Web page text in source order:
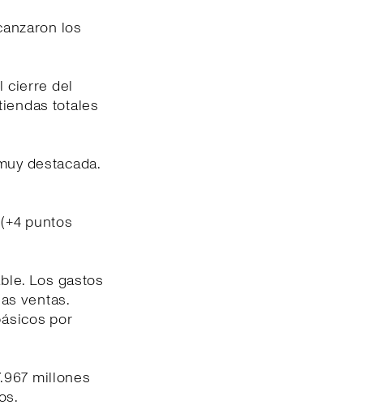
los
cierre del
totales
destacada.
puntos
Los gastos
ventas.
por
millones